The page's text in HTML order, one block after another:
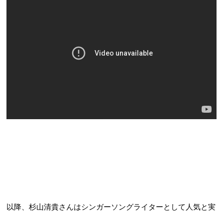
以降、杉山清貴さんはシンガーソングライターとして人気と実